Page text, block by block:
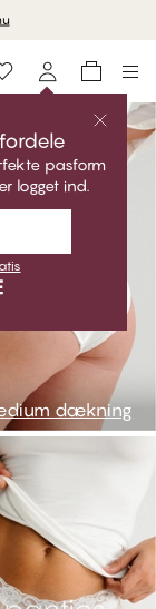
pasform
logget ind.
dækning